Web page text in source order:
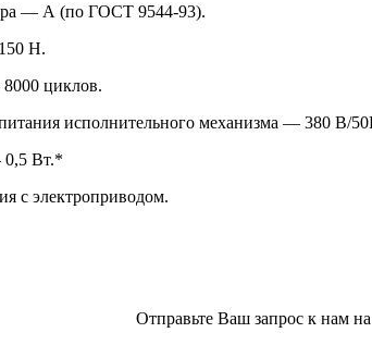
— А (по ГОСТ 9544-93).
Н.
циклов.
исполнительного механизма — 380 В/
0,5 Вт.*
с электроприводом.
Отправьте Ваш запрос к нам